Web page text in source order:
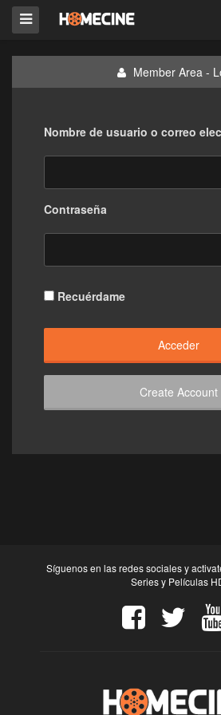
Member Area -
Nombre de usuario o correo
Contraseña
Recuérdame
Create Account
Síguenos en las redes sociales y
Series y Películas